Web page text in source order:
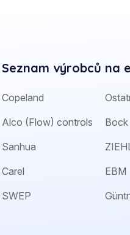
Seznam výrobců na
Copeland
Alco (Flow) controls
Sanhua
Carel
SWEP
Bock
EBM